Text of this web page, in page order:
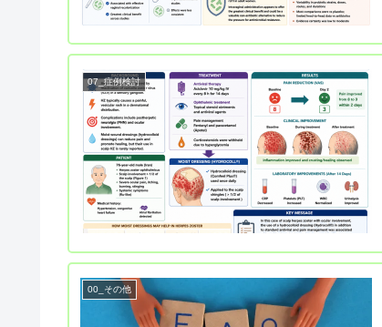
07_症例検討
00_その他